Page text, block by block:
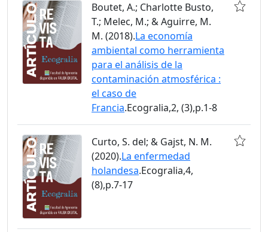
Boutet, A.; Charlotte Busto,
T.; Melec, M.; & Aguirre, M.
M. (2018).La economía
ambiental como herramienta
para el análisis de la
contaminación atmosférica :
el caso de
Francia.Ecogralia,2, (3),p.1-8
Curto, S. del; & Gajst, N. M.
(2020).La enfermedad
holandesa.Ecogralia,4,
(8),p.7-17